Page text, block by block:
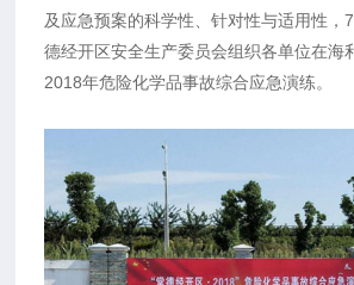
及应急预案的科学性、针对性与适用性，
德经开区安全生产委员会组织各单位在海
2018年危险化学品事故综合应急演练。